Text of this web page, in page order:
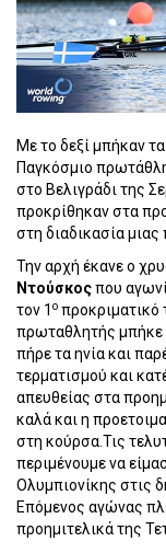
Με το δεξί μπήκαν
Παγκόσμιο
στο Βελιγράδι της
προκρίθηκαν στα
στη διαδικασία
Την αρχή έκανε ο
Ντούσκοςπου
τον 1 ο προκριματικό
πρωταθλητής μπήκε
πήρε τα ηνία και
τερματισμού και
απευθείας στα
καλά και η
στη κούρσα.Τις
περιμένουμε να
Ολυμπιονίκης στις
Επόμενος αγώνας
προημιτελικά της